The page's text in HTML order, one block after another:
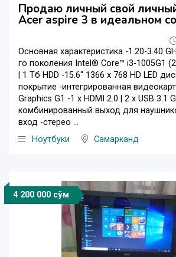
Продаю личный свой
Acer aspire 3 в идеальном
Основная характеристика -1.20-3.40
го поколения Intel® Core™ i3-1005G1
| 1 Тб HDD -15.6" 1366 x 768 HD LED
покрытие -интегрированная
Graphics G1 -1 x HDMI 2.0 | 2 x USB 3.1
комбинированный выход для
вход -стерео ...
Ноутбуки
Самарканд
4 200 000 сўм